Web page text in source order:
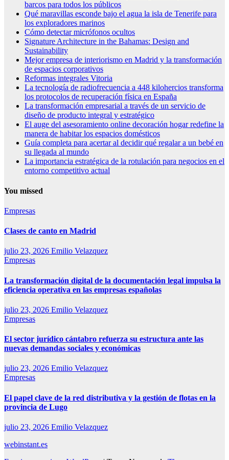
barcos para todos los públicos
Qué maravillas esconde bajo el agua la isla de Tenerife para
los exploradores marinos
Cómo detectar micrófonos ocultos
Signature Architecture in the Bahamas: Design and
Sustainability
Mejor empresa de interiorismo en Madrid y la transformación
de espacios corporativos
Reformas integrales Vitoria
La tecnología de radiofrecuencia a 448 kilohercios transforma
los protocolos de recuperación física en España
La transformación empresarial a través de un servicio de
diseño de producto integral y estratégico
El auge del asesoramiento online decoración hogar redefine la
manera de habitar los espacios domésticos
Guía completa para acertar al decidir qué regalar a un bebé en
su llegada al mundo
La importancia estratégica de la rotulación para negocios en el
entorno competitivo actual
You missed
Empresas
Clases de canto en Madrid
julio 23, 2026 Emilio Velazquez
Empresas
La transformación digital de la documentación legal impulsa la
eficiencia operativa en las empresas españolas
julio 23, 2026 Emilio Velazquez
Empresas
El sector jurídico cántabro refuerza su estructura ante las
nuevas demandas sociales y económicas
julio 23, 2026 Emilio Velazquez
Empresas
El papel clave de la red distributiva y la gestión de flotas en la
provincia de Lugo
julio 23, 2026 Emilio Velazquez
webinstant.es